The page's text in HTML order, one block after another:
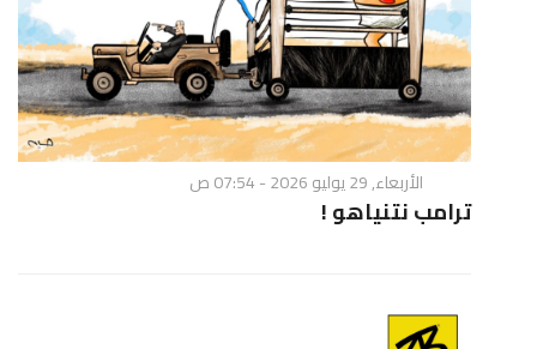
الأربعاء, 29 يوليو 2026 - 07:54 ص
ترامب نتنياهو !